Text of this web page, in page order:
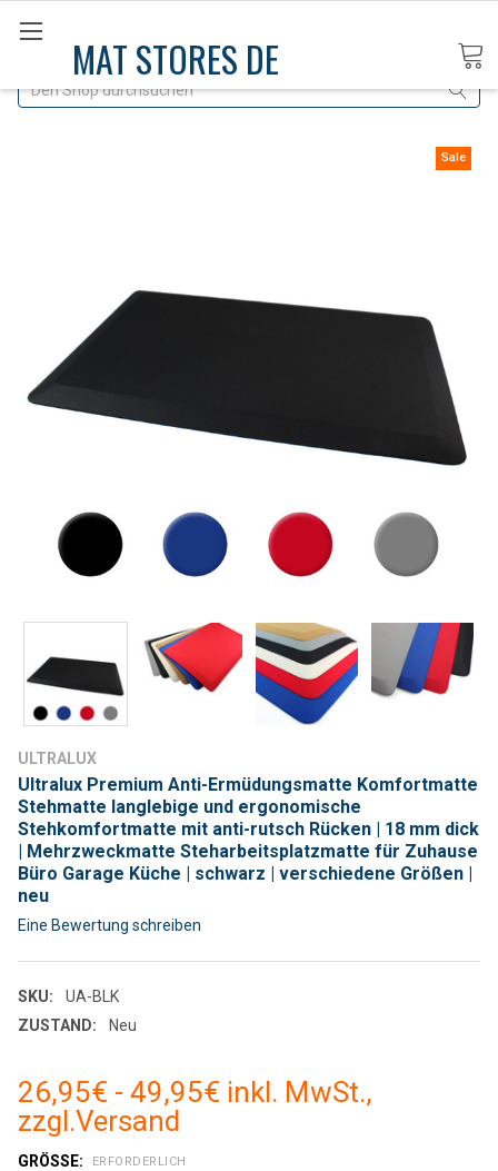
MAT STORES DE
ULTRALUX
Ultralux Premium Anti-Ermüdungsmatte Komfortmatte
Stehmatte langlebige und ergonomische
Stehkomfortmatte mit anti-rutsch Rücken | 18 mm dick
| Mehrzweckmatte Steharbeitsplatzmatte für Zuhause
Büro Garage Küche | schwarz | verschiedene Größen |
neu
Eine Bewertung schreiben
SKU:
UA-BLK
ZUSTAND:
Neu
Sale
26,95€ - 49,95€ inkl. MwSt.,
zzgl.Versand
GRÖSSE: ERFORDERLICH